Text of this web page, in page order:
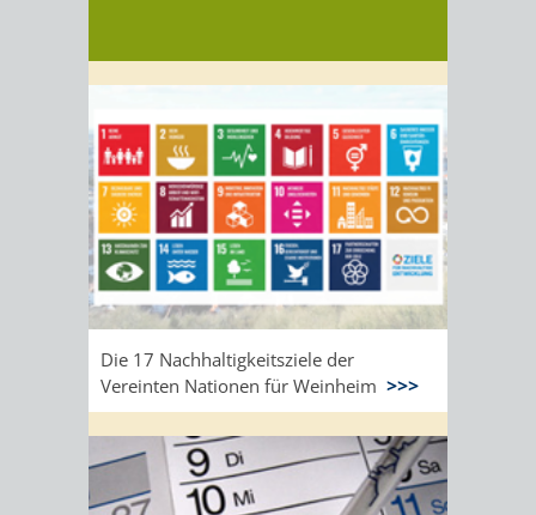
Die 17 Nachhaltigkeitsziele der
Vereinten Nationen für Weinheim >>>